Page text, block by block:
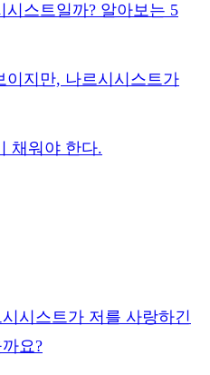
시스트일까? 알아보는 5
이지만, 나르시시스트가
채워야 한다.
시시스트가 저를 사랑하긴
요?